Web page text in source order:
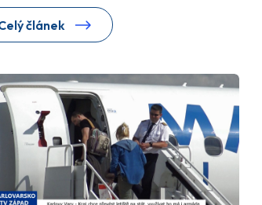
článek